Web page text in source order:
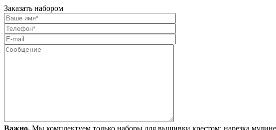
Заказать набором
Важно. Мы комплектуем только наборы для вышивки крестом: нарезка